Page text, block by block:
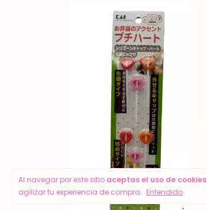
Al navegar por este sitio aceptas el uso de cookies
agilizar tu experiencia de compra. Entendido